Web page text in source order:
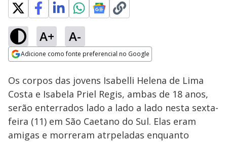
A+ A-
Adicione como fonte preferencial no Google
Ativar
Loaded
23.95%
Os corpos das jovens Isabelli Helena de Lima
Costa e Isabela Priel Regis, ambas de 18 anos,
serão enterrados lado a lado a lado nesta sexta-
feira (11) em São Caetano do Sul. Elas eram
amigas e morreram atrpeladas enquanto